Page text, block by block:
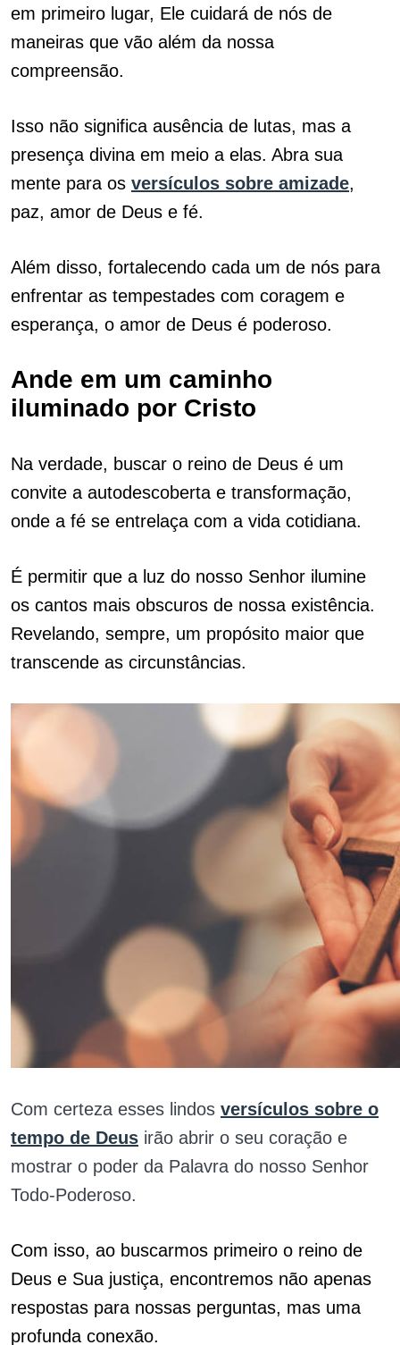
em primeiro lugar, Ele cuidará de nós de
maneiras que vão além da nossa
compreensão.
Isso não significa ausência de lutas, mas a
presença divina em meio a elas. Abra sua
mente para os versículos sobre amizade,
paz, amor de Deus e fé.
Além disso, fortalecendo cada um de nós para
enfrentar as tempestades com coragem e
esperança, o amor de Deus é poderoso.
Ande em um caminho
iluminado por Cristo
Na verdade, buscar o reino de Deus é um
convite a autodescoberta e transformação,
onde a fé se entrelaça com a vida cotidiana.
É permitir que a luz do nosso Senhor ilumine
os cantos mais obscuros de nossa existência.
Revelando, sempre, um propósito maior que
transcende as circunstâncias.
Com certeza esses lindos versículos sobre o
tempo de Deus irão abrir o seu coração e
mostrar o poder da Palavra do nosso Senhor
Todo-Poderoso.
Com isso, ao buscarmos primeiro o reino de
Deus e Sua justiça, encontremos não apenas
respostas para nossas perguntas, mas uma
profunda conexão.